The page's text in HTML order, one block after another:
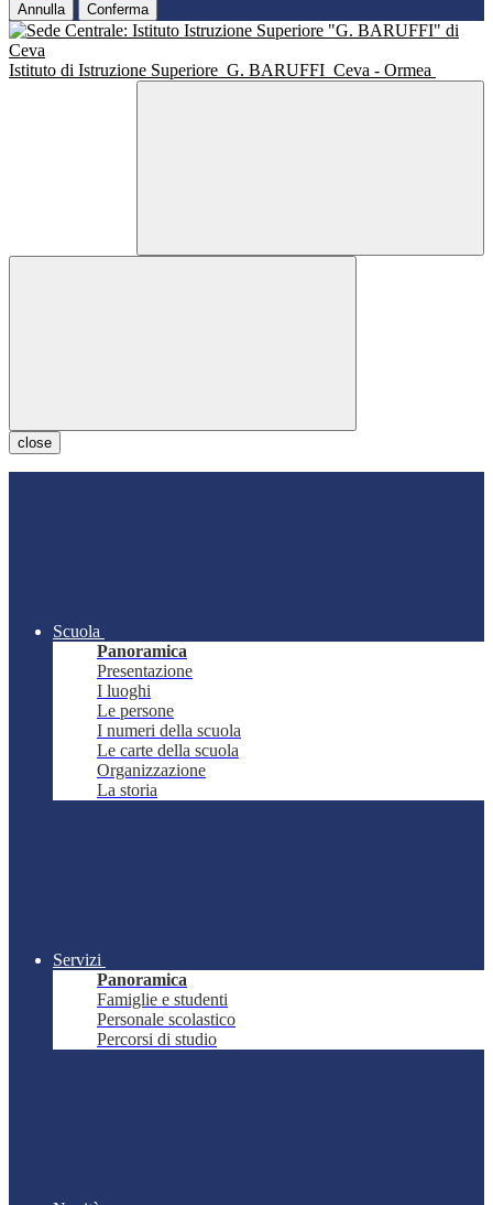
Annulla Conferma
Istituto di Istruzione Superiore G. BARUFFI Ceva - Ormea
close
Scuola
Panoramica
Presentazione
I luoghi
Le persone
I numeri della scuola
Le carte della scuola
Organizzazione
La storia
Servizi
Panoramica
Famiglie e studenti
Personale scolastico
Percorsi di studio